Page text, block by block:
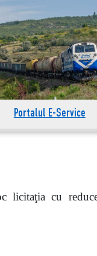
Portalul E-Service
licitaţia cu